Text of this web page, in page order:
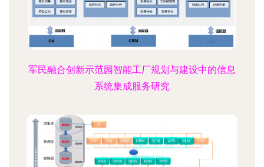
军民融合创新示范园智能工厂规划与建设中的信息
系统集成服务研究